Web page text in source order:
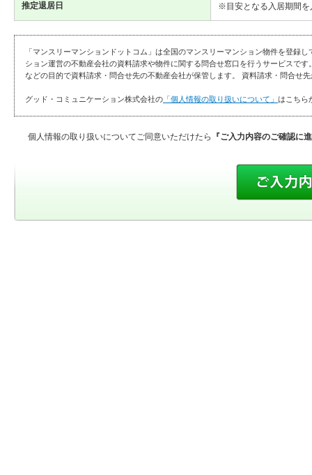
推定退居日
※目安となる入居期間を
「マンスリーマンションドットコム」は全国のマンスリーマンション物件を登録
ション運営の不動産会社の資料請求や物件に関する問合せ窓口を行うサービスで
などの目的で資料請求・問合せ先の不動産会社が保管します。 資料請求・問合せ
グッド・コミュニケーション株式会社の 「個人情報の取り扱いについて」 はこちら
個人情報の取り扱いについてご同意いただけたら 『ご入力内容のご確認に